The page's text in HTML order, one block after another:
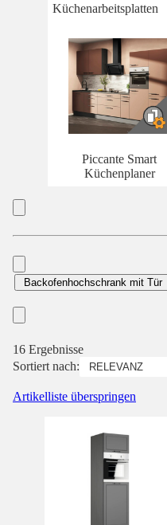
Küchenarbeitsplatten
Piccante Smart
Küchenplaner
Backofenhochschrank mit Tür
16 Ergebnisse
Sortiert nach:
Artikelliste überspringen